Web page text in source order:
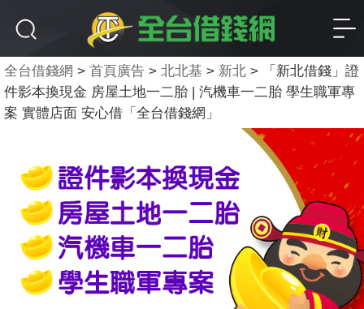
全台借錢網 > 首頁廣告 > 北北基 > 新北 >
「新北借錢」證
件影本換現金 房屋土地一二胎 | 汽機車一二胎 學生職軍專
案 實體店面 安心借「全台借錢網」